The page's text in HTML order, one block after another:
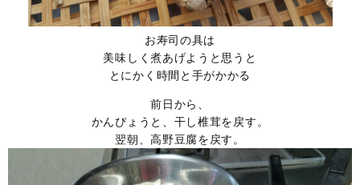
お寿司の具は
美味しく煮あげようと思うと
とにかく時間と手がかかる
前日から、
かんぴょうと、干し椎茸を戻す。
翌朝、高野豆腐を戻す。